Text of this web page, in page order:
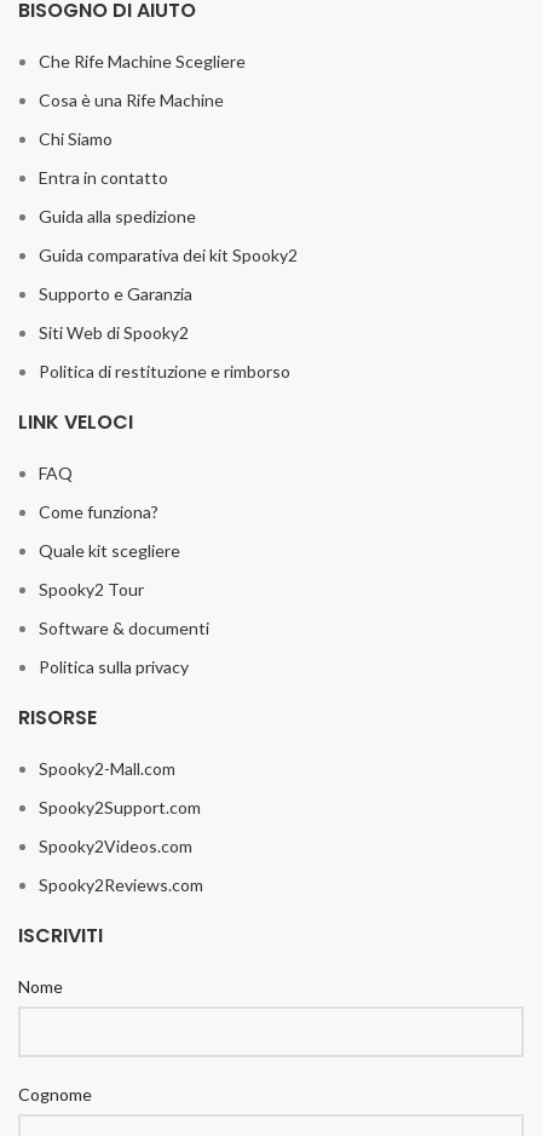
BISOGNO DI AIUTO
Che Rife Machine Scegliere
Cosa è una Rife Machine
Chi Siamo
Entra in contatto
Guida alla spedizione
Guida comparativa dei kit Spooky2
Supporto e Garanzia
Siti Web di Spooky2
Politica di restituzione e rimborso
LINK VELOCI
FAQ
Come funziona?
Quale kit scegliere
Spooky2 Tour
Software & documenti
Politica sulla privacy
RISORSE
Spooky2-Mall.com
Spooky2Support.com
Spooky2Videos.com
Spooky2Reviews.com
ISCRIVITI
Nome
Cognome